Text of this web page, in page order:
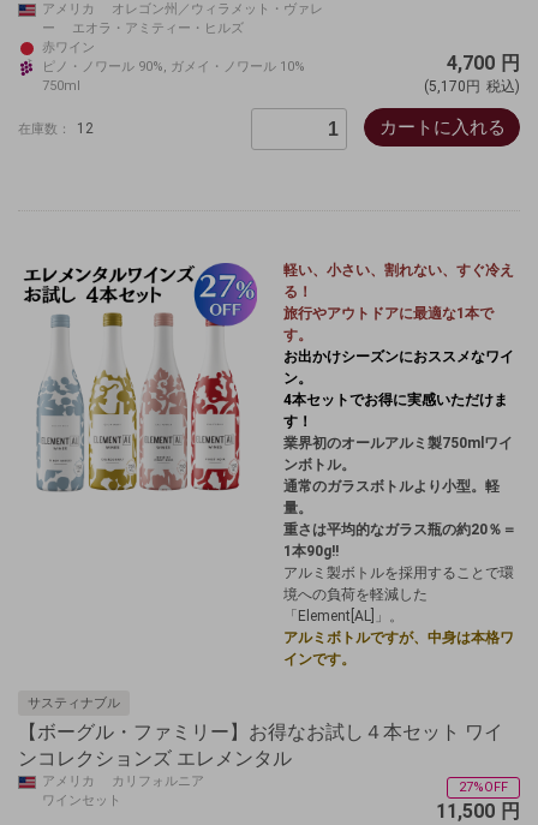
アメリカ オレゴン州／ウィラメット・ヴァレ
ー エオラ・アミティー・ヒルズ
赤ワイン
ピノ・ノワール 90%, ガメイ・ノワール 10%
750ml
4,700 円
(5,170円 税込)
在庫数： 12 カートに入れる
軽い、小さい、割れない、すぐ冷え
る！
旅行やアウトドアに最適な1本で
す。
お出かけシーズンにおススメなワイ
ン。
4本セットでお得に実感いただけま
す！
業界初のオールアルミ製750mlワイ
ンボトル。
通常のガラスボトルより小型。軽
量。
重さは平均的なガラス瓶の約20％＝
1本90g!!
アルミ製ボトルを採用することで環
境への負荷を軽減した
「Element[AL]」。
アルミボトルですが、中身は本格ワ
インです。
サスティナブル
【ボーグル・ファミリー】お得なお試し４本セット ワイ
ンコレクションズ エレメンタル
アメリカ カリフォルニア
ワインセット
27%OFF
11,500 円